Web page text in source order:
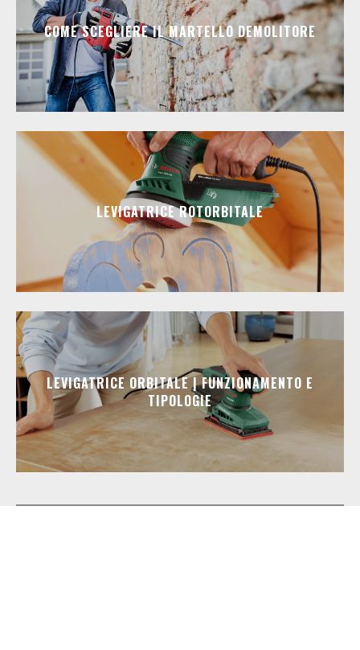
COME SCEGLIERE IL MARTELLO DEMOLITORE
LEVIGATRICE ROTORBITALE
LEVIGATRICE ORBITALE | FUNZIONAMENTO E
TIPOLOGIE